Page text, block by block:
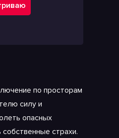
по просторам
силу и
опасных
страхи.